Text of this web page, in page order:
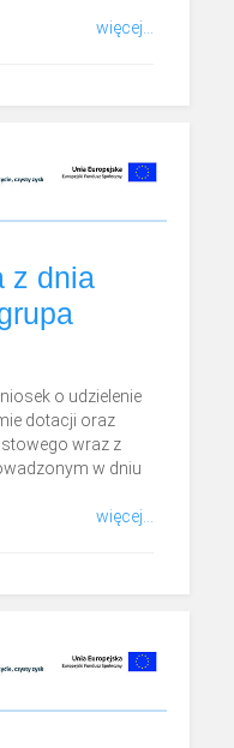
więcej...
z dnia
o udzielenie
dotacji oraz
wraz z
w dniu
więcej...